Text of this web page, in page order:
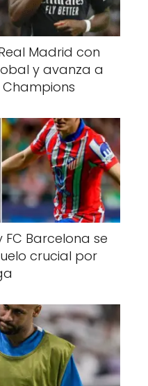
Madrid con
y avanza a
Barcelona se
crucial por